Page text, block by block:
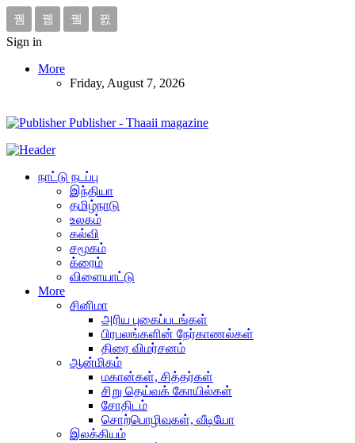
Sign in
More
Friday, August 7, 2026
Publisher - Thaaii magazine
நாட்டு நடப்பு
இந்தியா
தமிழ்நாடு
உலகம்
கல்வி
சமூகம்
க்ரைம்
விளையாட்டு
More
சினிமா
அரிய புகைப்படங்கள்
பிரபலங்களின் நேர்காணல்கள்
திரை விமர்சனம்
ஆன்மிகம்
மகான்கள், சித்தர்கள்
சிறு தெய்வக் கோயில்கள்
சோதிடம்
சொற்பொழிவுகள், வீடியோ
இலக்கியம்